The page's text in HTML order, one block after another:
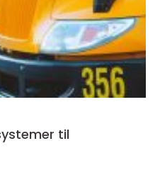
til